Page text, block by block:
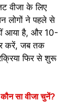
वीजा के लिए
लोगों ने पहले से
आया है, और 10-
करें, जब तक
फिर से शुरू
सा वीजा चुनें?